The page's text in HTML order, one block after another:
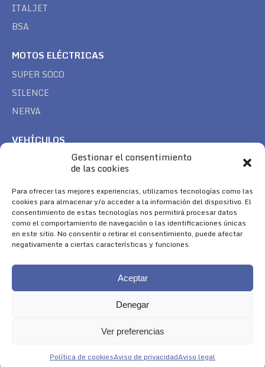
Gestionar el consentimiento
de las cookies
Para ofrecer las mejores experiencias, utilizamos tecnologías como las
cookies para almacenar y/o acceder a la información del dispositivo. El
consentimiento de estas tecnologías nos permitirá procesar datos
como el comportamiento de navegación o las identificaciones únicas
en este sitio. No consentir o retirar el consentimiento, puede afectar
negativamente a ciertas características y funciones.
Aceptar
Denegar
Ver preferencias
Política de cookiesAviso de privacidadAviso legal
ITALJET
BSA
MOTOS ELÉCTRICAS
SUPER SOCO
SILENCE
NERVA
VEHÍCULOS
TREK
SÍGUENOS
Encuéntranos en:
Facebook
page
YouTube
page
Instagram
page
Aviso Legal|Política de Cookies